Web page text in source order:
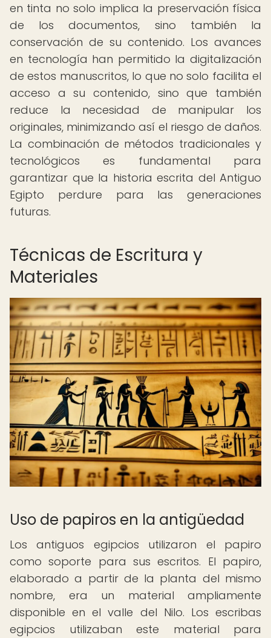
en tinta no solo implica la preservación física
de los documentos, sino también la
conservación de su contenido. Los avances
en tecnología han permitido la digitalización
de estos manuscritos, lo que no solo facilita el
acceso a su contenido, sino que también
reduce la necesidad de manipular los
originales, minimizando así el riesgo de daños.
La combinación de métodos tradicionales y
tecnológicos es fundamental para
garantizar que la historia escrita del Antiguo
Egipto perdure para las generaciones
futuras.
Técnicas de Escritura y
Materiales
Uso de papiros en la antigüedad
Los antiguos egipcios utilizaron el papiro
como soporte para sus escritos. El papiro,
elaborado a partir de la planta del mismo
nombre, era un material ampliamente
disponible en el valle del Nilo. Los escribas
egipcios utilizaban este material para